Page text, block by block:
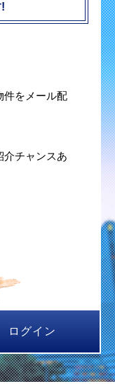
件をメール配
介チャンスあ
ログイン